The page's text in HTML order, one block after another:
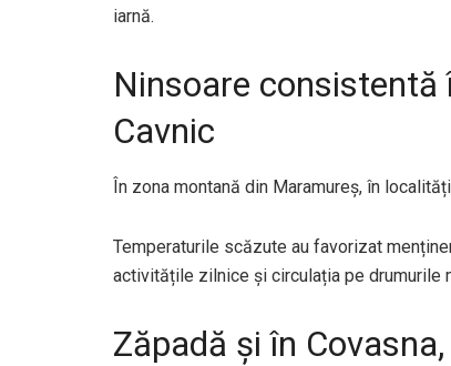
iarnă.
Ninsoare consistentă
Cavnic
În zona montană din Maramureș, în
Temperaturile scăzute au favorizat
activitățile zilnice și circulația pe drumurile
Zăpadă și în